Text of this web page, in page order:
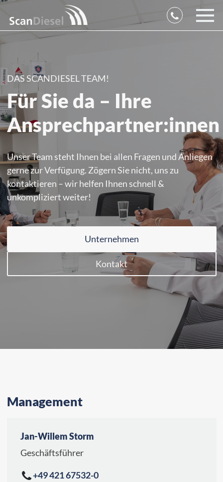
DAS SCANDIESEL TEAM!
Für Sie da – Ihre
Ansprechpartner:innen
Unser Team steht Ihnen bei allen Fragen und Anliegen
gerne zur Verfügung. Zögern Sie nicht, uns zu
kontaktieren – wir helfen Ihnen schnell &
unkompliziert weiter!
Unternehmen
Kontakt
Management
Jan-Willem Storm
Geschäftsführer
+49 421 67532-0